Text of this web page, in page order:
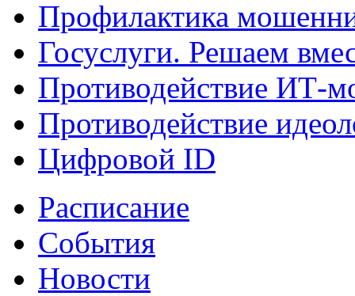
Профилактика
Госуслуги. Решаем
Противодействие ИТ-
Противодействие
Цифровой ID
Расписание
События
Новости